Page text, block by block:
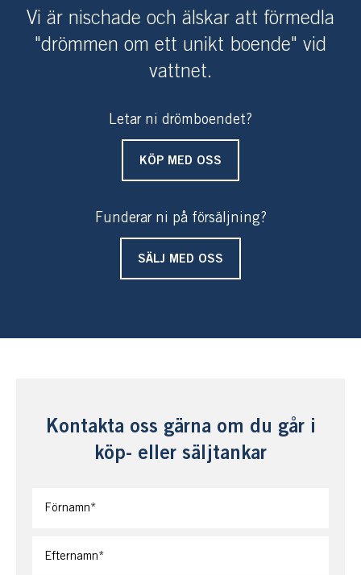
Vi är nischade och älskar att förmedla
"drömmen om ett unikt boende" vid
vattnet.
Letar ni drömboendet?
KÖP MED OSS
Funderar ni på försäljning?
SÄLJ MED OSS
Kontakta oss gärna om du går i
köp- eller säljtankar